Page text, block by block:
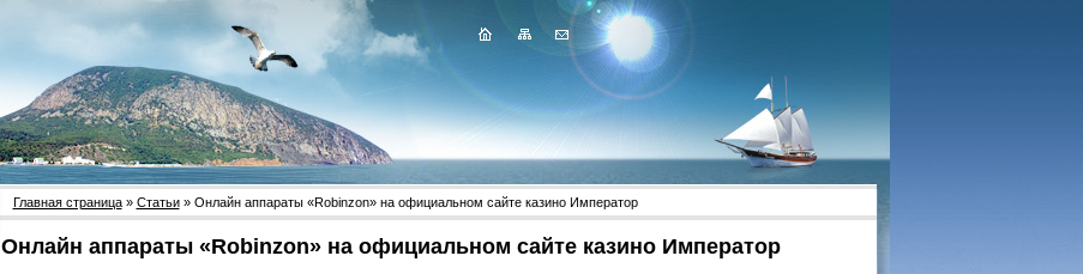
Главная страница» Статьи» Онлайн аппараты «Robinzon» на официальном сайте казино Император
Онлайн аппараты «Robinzon» на официальном сайте казино Император